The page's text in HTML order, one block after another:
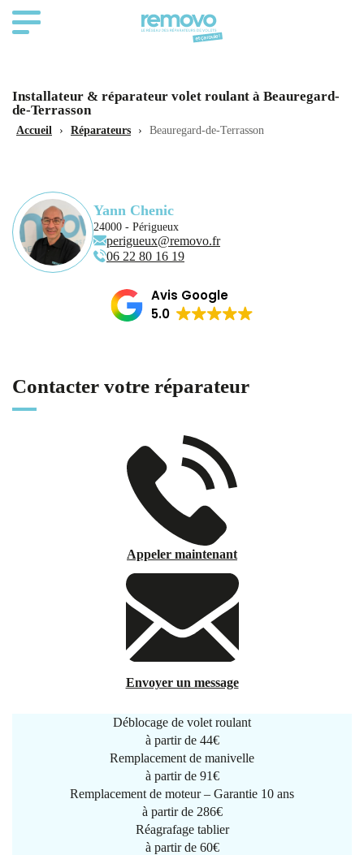
Installateur & réparateur volet roulant à Beauregard-
de-Terrasson
Accueil › Réparateurs › Beauregard-de-Terrasson
Yann Chenic
24000 - Périgueux
perigueux@removo.fr
06 22 80 16 19
Avis Google
5.0
Contacter votre réparateur
Appeler maintenant
Envoyer un message
Déblocage de volet roulant
à partir de 44€
Remplacement de manivelle
à partir de 91€
Remplacement de moteur – Garantie 10 ans
à partir de 286€
Réagrafage tablier
à partir de 60€